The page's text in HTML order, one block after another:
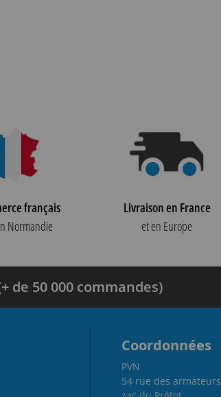
français
Normandie
Livraison en France
et en Europe
de 50 000 commandes)
Coordonnées
PVN
54 rue des armateurs